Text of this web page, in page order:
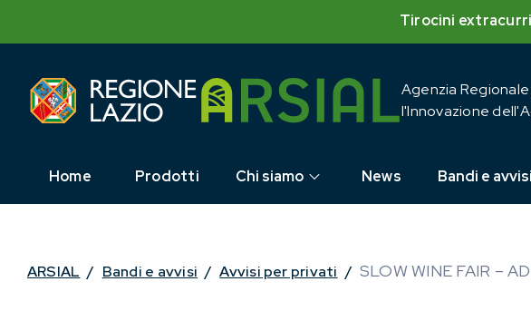
Tirocini
Agenzia
l'Innovazione
Home Prodotti Chi siamo News Bandi e avvisi
ARSIAL / Bandi e avvisi / Avvisi per privati / SLOW WINE FAIR –